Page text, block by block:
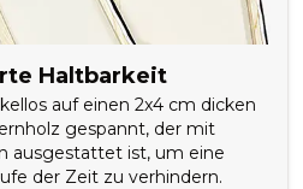
Haltbarkeit
auf einen 2x4 cm dicken
gespannt, der mit
ausgestattet ist, um eine
der Zeit zu verhindern.